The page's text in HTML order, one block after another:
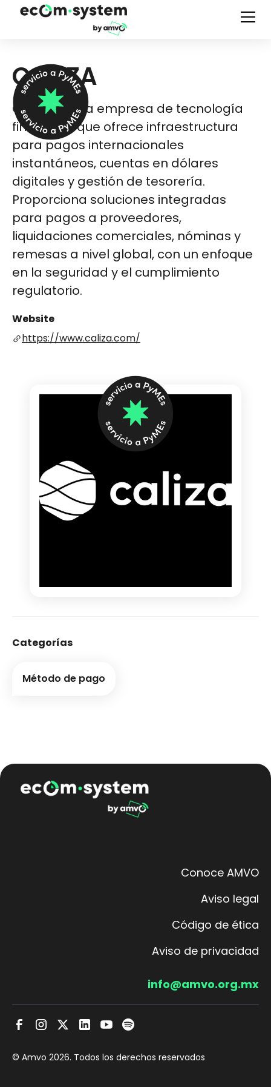
CALIZA
Caliza es una empresa de tecnología
financiera que ofrece infraestructura
para pagos internacionales
instantáneos, cuentas en dólares
digitales y gestión de tesorería.
Proporciona soluciones integradas
para pagos a proveedores,
liquidaciones comerciales, nóminas y
remesas a nivel global, con un enfoque
en la seguridad y el cumplimiento
regulatorio.
Website
https://www.caliza.com/
Categorías
Método de pago
Conoce AMVO
Aviso legal
Código de ética
Aviso de privacidad
info@amvo.org.mx
© Amvo 2026. Todos los derechos reservados